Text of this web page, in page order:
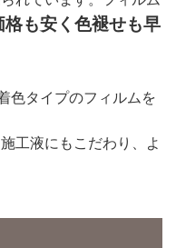
格も安く色褪せも早
色タイプのフィルムを
工液にもこだわり、よ